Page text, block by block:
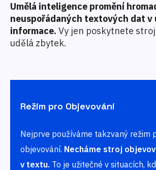
Umělá inteligence promění
neuspořádaných textových dat v
informace. Vy jen poskytnete
udělá zbytek.
Režim pro Objevování
Nejprve používáme takzvaný režim
objevování. Necháme stroj
v textu. To je užitečné v situacích,